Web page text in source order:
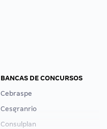
BANCAS DE CONCURSOS
Cebraspe
Cesgranrio
Consulplan